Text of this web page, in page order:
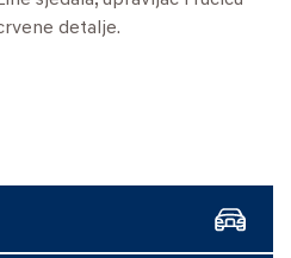
detalje.